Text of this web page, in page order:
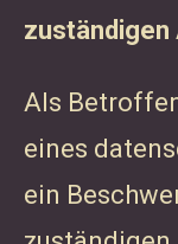
Als
eines
ein